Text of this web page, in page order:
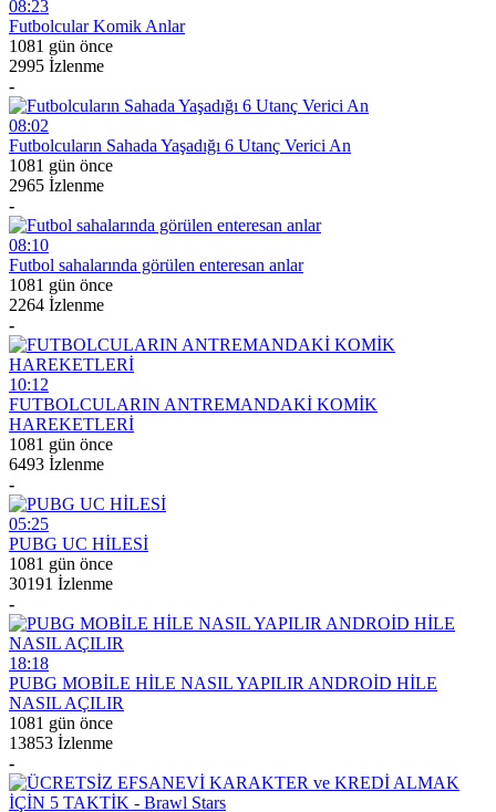
08:23
Futbolcular Komik Anlar
1081 gün önce
2995 İzlenme
-
08:02
Futbolcuların Sahada Yaşadığı 6 Utanç Verici An
1081 gün önce
2965 İzlenme
-
08:10
Futbol sahalarında görülen enteresan anlar
1081 gün önce
2264 İzlenme
-
10:12
FUTBOLCULARIN ANTREMANDAKİ KOMİK
HAREKETLERİ
1081 gün önce
6493 İzlenme
-
05:25
PUBG UC HİLESİ
1081 gün önce
30191 İzlenme
-
18:18
PUBG MOBİLE HİLE NASIL YAPILIR ANDROİD HİLE
NASIL AÇILIR
1081 gün önce
13853 İzlenme
-